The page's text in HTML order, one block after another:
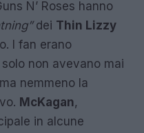
N’ Roses hanno
dei Thin Lizzy
I fan erano
non avevano mai
nemmeno la
McKagan,
in alcune